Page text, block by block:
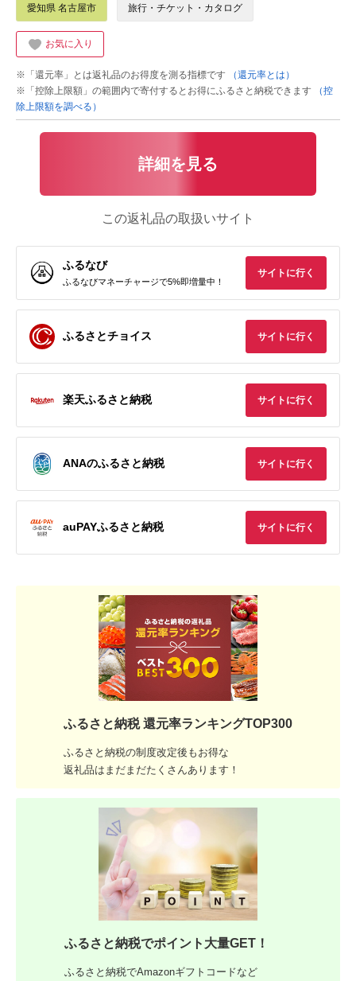
愛知県 名古屋市 旅行・チケット・カタログ
お気に入り
※「還元率」とは返礼品のお得度を測る指標です
（還元率とは）
※「控除上限額」の範囲内で寄付するとお得にふるさと納税できます
（控
除上限額を調べる）
詳細を見る
この返礼品の取扱いサイト
ふるなび
ふるなびマネーチャージで5%即増量中！
サイトに行く
ふるさとチョイス サイトに行く
楽天ふるさと納税 サイトに行く
ANAのふるさと納税 サイトに行く
auPAYふるさと納税 サイトに行く
ふるさと納税 還元率ランキングTOP300
ふるさと納税の制度改定後もお得な
返礼品はまだまだたくさんあります！
ふるさと納税でポイント大量GET！
ふるさと納税でAmazonギフトコードなど